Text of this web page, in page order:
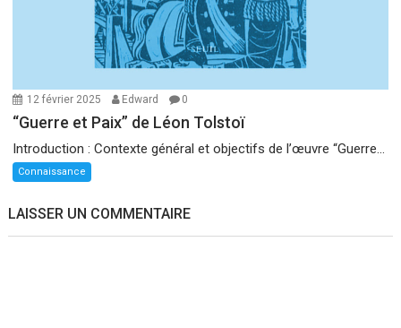
12 février 2025 Edward 0
“Guerre et Paix” de Léon Tolstoï
Introduction : Contexte général et objectifs de l’œuvre “Guerre...
Connaissance
LAISSER UN COMMENTAIRE